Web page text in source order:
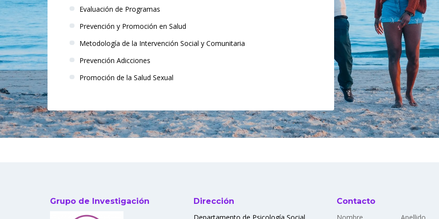
Evaluación de Programas
Prevención y Promoción en Salud
Metodología de la Intervención Social y Comunitaria
Prevención Adicciones
Promoción de la Salud Sexual
Grupo de Investigación
Dirección
Contacto